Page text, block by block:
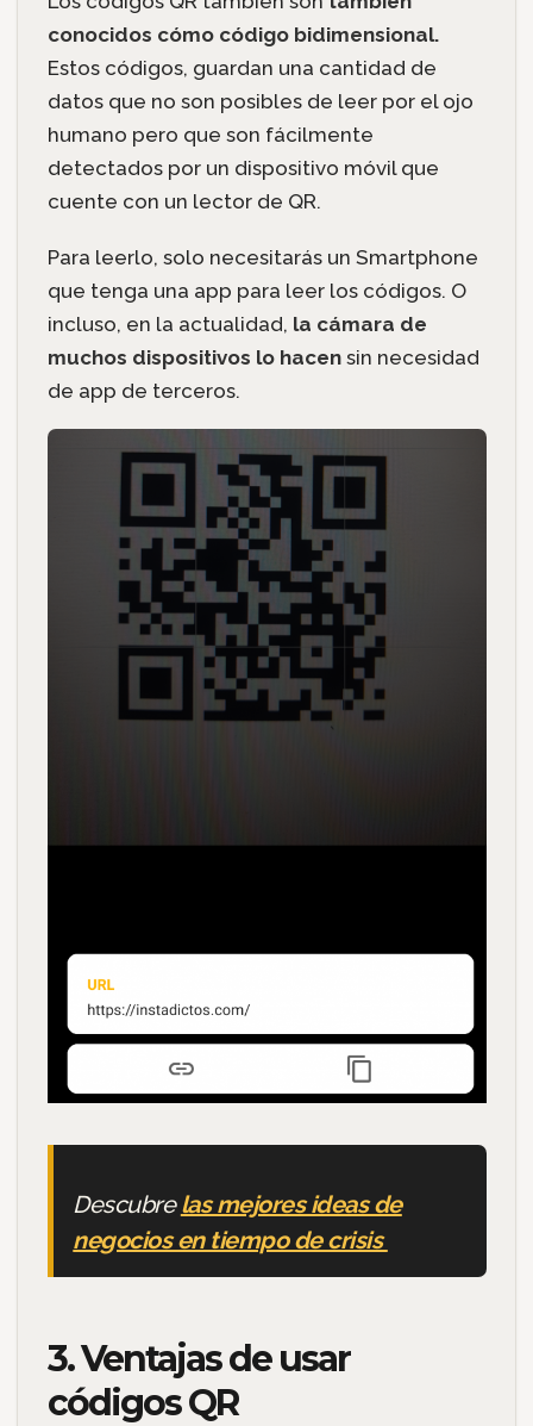
conocidos cómo código bidimensional.
Estos códigos, guardan una cantidad de
datos que no son posibles de leer por el ojo
humano pero que son fácilmente
detectados por un dispositivo móvil que
cuente con un lector de QR.
Para leerlo, solo necesitarás un Smartphone
que tenga una app para leer los códigos. O
incluso, en la actualidad, la cámara de
muchos dispositivos lo hacensin necesidad
de app de terceros.
Descubrelas mejores ideas de
negocios en tiempo de crisis
3. Ventajas de usar
códigos QR